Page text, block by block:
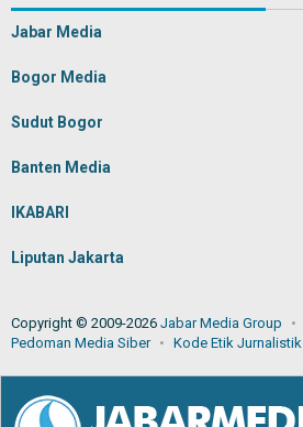
Jabar Media
Bogor Media
Sudut Bogor
Banten Media
IKABARI
Liputan Jakarta
Copyright © 2009-2026 Jabar Media Group
Pedoman Media Siber
Kode Etik Jurnalistik